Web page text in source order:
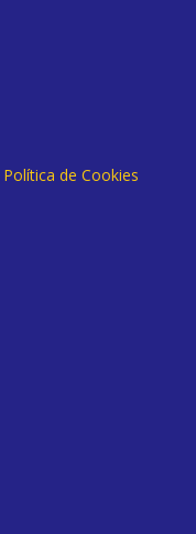
Política de Cookies